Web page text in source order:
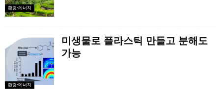
환경·에너지
환경·에너지
미생물로 플라스틱 만들고 분해도
가능